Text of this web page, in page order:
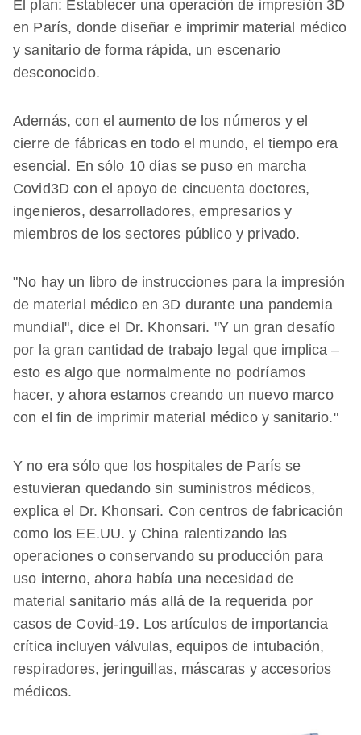
El plan: Establecer una operación de impresión 3D
en París, donde diseñar e imprimir material médico
y sanitario de forma rápida, un escenario
desconocido.
Además, con el aumento de los números y el
cierre de fábricas en todo el mundo, el tiempo era
esencial. En sólo 10 días se puso en marcha
Covid3D con el apoyo de cincuenta doctores,
ingenieros, desarrolladores, empresarios y
miembros de los sectores público y privado.
"No hay un libro de instrucciones para la impresión
de material médico en 3D durante una pandemia
mundial", dice el Dr. Khonsari. "Y un gran desafío
por la gran cantidad de trabajo legal que implica –
esto es algo que normalmente no podríamos
hacer, y ahora estamos creando un nuevo marco
con el fin de imprimir material médico y sanitario."
Y no era sólo que los hospitales de París se
estuvieran quedando sin suministros médicos,
explica el Dr. Khonsari. Con centros de fabricación
como los EE.UU. y China ralentizando las
operaciones o conservando su producción para
uso interno, ahora había una necesidad de
material sanitario más allá de la requerida por
casos de Covid-19. Los artículos de importancia
crítica incluyen válvulas, equipos de intubación,
respiradores, jeringuillas, máscaras y accesorios
médicos.